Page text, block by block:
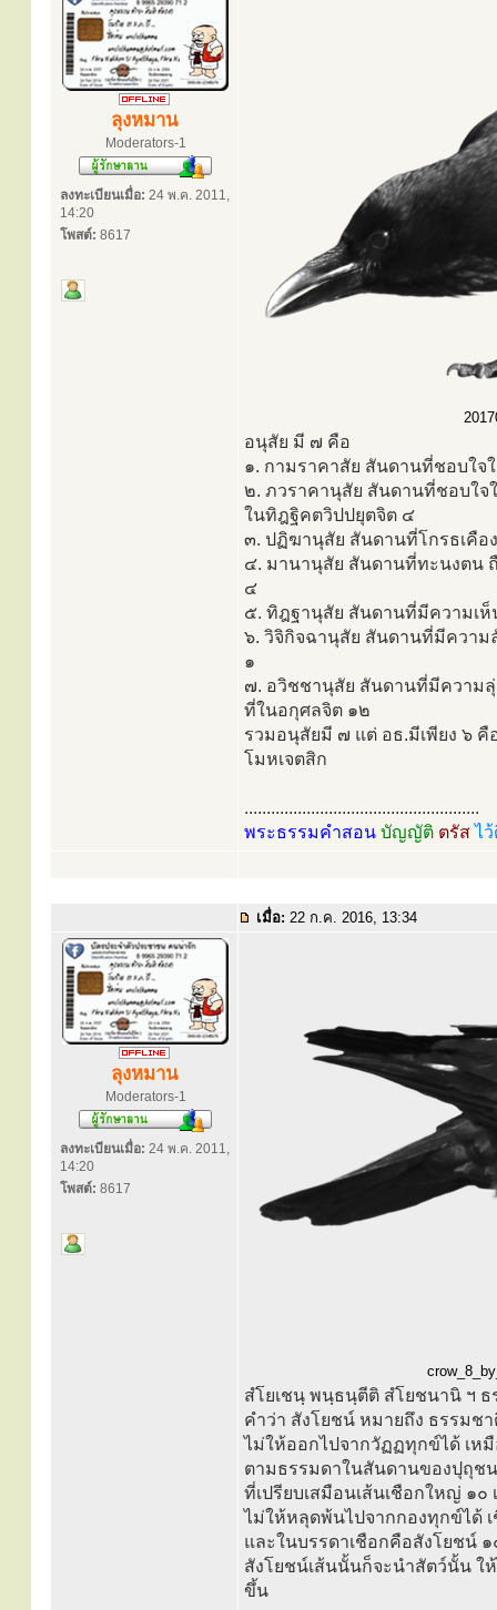
ลุงหมาน
Moderators-1
ลงทะเบียนเมื่อ: 24 พ.ค. 2011,
14:20
โพสต์: 8617
อนุสัย มี ๗ คือ
๑. กามราคาสัย สันดานที่ชอบใ
๒. ภวราคานุสัย สันดานที่ชอบใจ
ในทิฎฐิคตวิปปยุตจิต ๔
๓. ปฏิฆานุสัย สันดานที่โกรธเคือ
๔. มานานุสัย สันดานที่ทะนงตน
๔
๕. ทิฎฐานุสัย สันดานที่มีความเ
๖. วิจิกิจฉานุสัย สันดานที่มีความ
๑
๗. อวิชชานุสัย สันดานที่มีความลุ่
ที่ในอกุศลจิต ๑๒
รวมอนุสัยมี ๗ แต่ อธ.มีเพียง ๖ คื
โมหเจตสิก
.....................................................
พระธรรมคำสอน บัญญัติ ตรัสไ
เมื่อ: 22 ก.ค. 2016, 13:34
ลุงหมาน
Moderators-1
ลงทะเบียนเมื่อ: 24 พ.ค. 2011,
14:20
โพสต์: 8617
สํโยเชนฺ พนฺธนฺตีติ สํโยชนานิ ฯ
คำว่า สังโยชน์ หมายถึง ธรรมช
ไม่ให้ออกไปจากวัฏฏทุกข์ได้ เห
ตามธรรมดาในสันดานของปุถุช
ที่เปรียบเสมือนเส้นเชือกใหญ่ ๑
ไม่ให้หลุดพ้นไปจากกองทุกข์ได้
และในบรรดาเชือกคือสังโยชน์
สังโยชน์เส้นนั้นก็จะนำสัตว์นั้น ใ
ขึ้น